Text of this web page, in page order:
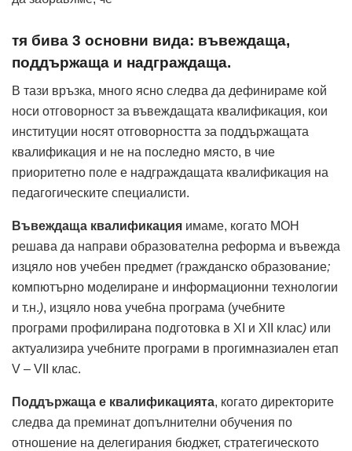
тя бива 3 основни вида: въвеждаща,
поддържаща и надграждаща.
В тази връзка, много ясно следва да дефинираме кой
носи отговорност за въвеждащата квалификация, кои
институции носят отговорността за поддържащата
квалификация и не на последно място, в чие
приоритетно поле е надграждащата квалификация на
педагогическите специалисти.
Въвеждаща квалификация имаме, когато МОН
решава да направи образователна реформа и въвежда
изцяло нов учебен предмет (гражданско образование;
компютърно моделиране и информационни технологии
и т.н.), изцяло нова учебна програма (учебните
програми профилирана подготовка в XI и XII клас) или
актуализира учебните програми в прогимназиален етап
V – VII клас.
Поддържаща е квалификацията, когато директорите
следва да преминат допълнителни обучения по
отношение на делегирания бюджет, стратегическото